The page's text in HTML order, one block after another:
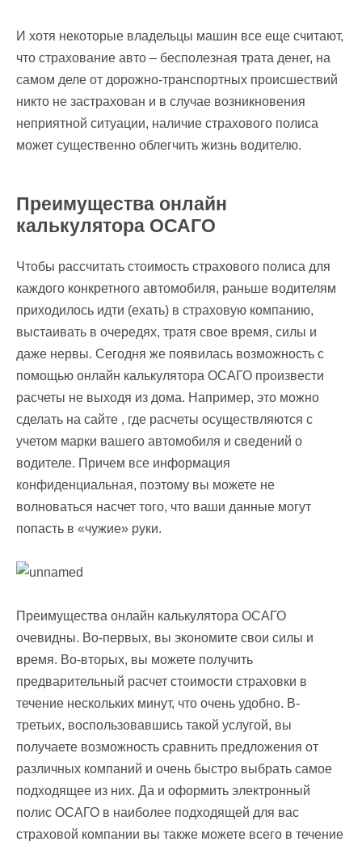
И хотя некоторые владельцы машин все еще считают,
что страхование авто – бесполезная трата денег, на
самом деле от дорожно-транспортных происшествий
никто не застрахован и в случае возникновения
неприятной ситуации, наличие страхового полиса
может существенно облегчить жизнь водителю.
Преимущества онлайн
калькулятора ОСАГО
Чтобы рассчитать стоимость страхового полиса для
каждого конкретного автомобиля, раньше водителям
приходилось идти (ехать) в страховую компанию,
выстаивать в очередях, тратя свое время, силы и
даже нервы. Сегодня же появилась возможность с
помощью онлайн калькулятора ОСАГО произвести
расчеты не выходя из дома. Например, это можно
сделать на сайте , где расчеты осуществляются с
учетом марки вашего автомобиля и сведений о
водителе. Причем все информация
конфиденциальная, поэтому вы можете не
волноваться насчет того, что ваши данные могут
попасть в «чужие» руки.
Преимущества онлайн калькулятора ОСАГО
очевидны. Во-первых, вы экономите свои силы и
время. Во-вторых, вы можете получить
предварительный расчет стоимости страховки в
течение нескольких минут, что очень удобно. В-
третьих, воспользовавшись такой услугой, вы
получаете возможность сравнить предложения от
различных компаний и очень быстро выбрать самое
подходящее из них. Да и оформить электронный
полис ОСАГО в наиболее подходящей для вас
страховой компании вы также можете всего в течение